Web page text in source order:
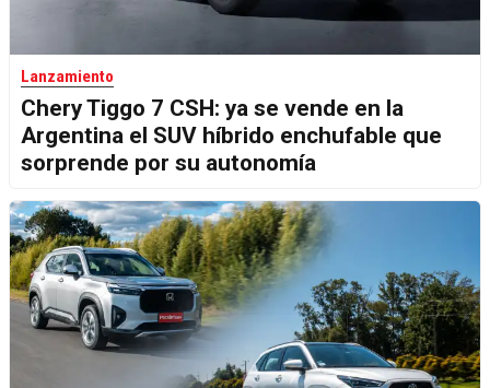
Lanzamiento
Chery Tiggo 7 CSH: ya se vende en la
Argentina el SUV híbrido enchufable que
sorprende por su autonomía